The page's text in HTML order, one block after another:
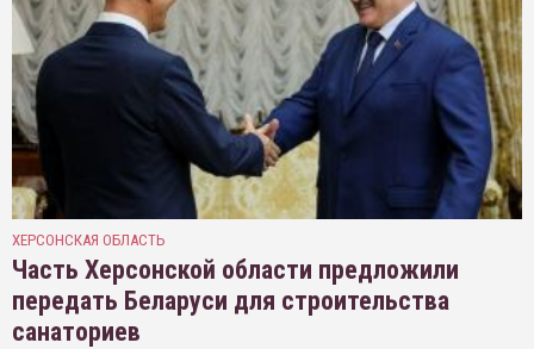
ХЕРСОНСКАЯ ОБЛАСТЬ
Часть Херсонской области предложили
передать Беларуси для строительства
санаториев